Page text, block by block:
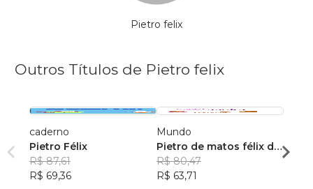
Pietro felix
Outros Títulos de Pietro felix
caderno
Pietro Félix
R$ 87,61
R$ 69,36
Mundo
Pietro de matos félix da
silva
R$ 80,47
R$ 63,71
?????
R$